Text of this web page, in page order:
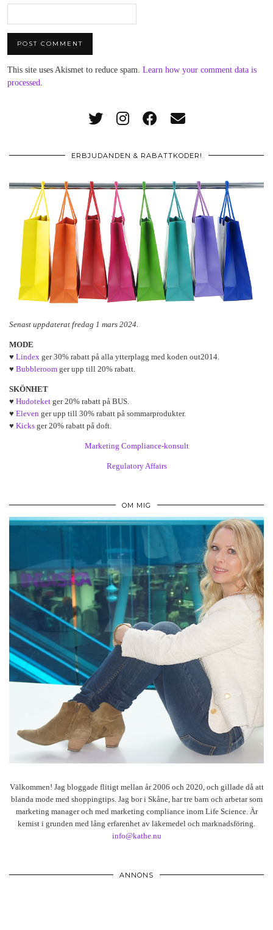
This site uses Akismet to reduce spam. Learn how your comment data is
processed.
ERBJUDANDEN & RABATTKODER!
Senast uppdaterat fredag 1 mars 2024.
MODE
♥ Lindex ger 30% rabatt på alla ytterplagg med koden out2014.
♥ Bubbleroom ger upp till 20% rabatt.
SKÖNHET
♥ Hudoteket ger 20% rabatt på BUS.
♥ Eleven ger upp till 30% rabatt på sommarprodukter.
♥ Kicks ger 20% rabatt på doft.
Marketing Compliance-konsult
Regulatory Affairs
OM MIG
Välkommen! Jag bloggade flitigt mellan år 2006 och 2020, och gillade då att
blanda mode med shoppingtips. Jag bor i Skåne, har tre barn och arbetar som
marketing manager och med marketing compliance inom Life Science. Är
kemist i grunden med lång erfarenhet av läkemedel och marknadsföring.
info@kathe.nu
ANNONS